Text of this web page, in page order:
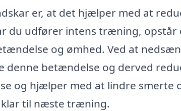
er, at det hjælper med at
du udfører intens træning, opstår
og ømhed. Ved at
betændelse og derved
og hjælper med at lindre smerte
klar til næste træning.